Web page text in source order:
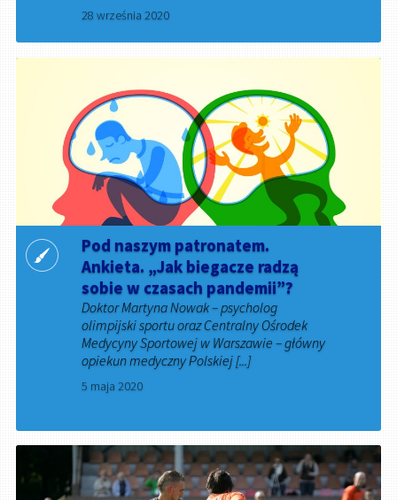
28 września 2020
Pod naszym patronatem.
Ankieta. „Jak biegacze radzą
sobie w czasach pandemii”?
Doktor Martyna Nowak – psycholog
olimpijski sportu oraz Centralny Ośrodek
Medycyny Sportowej w Warszawie – główny
opiekun medyczny Polskiej [...]
5 maja 2020